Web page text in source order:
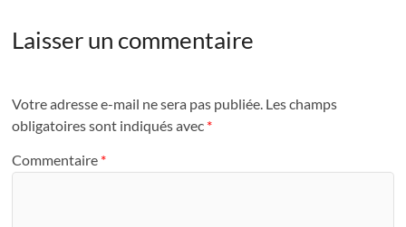
Laisser un commentaire
Votre adresse e-mail ne sera pas publiée. Les champs
obligatoires sont indiqués avec *
Commentaire *